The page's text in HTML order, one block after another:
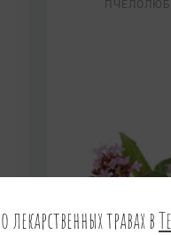
травах в